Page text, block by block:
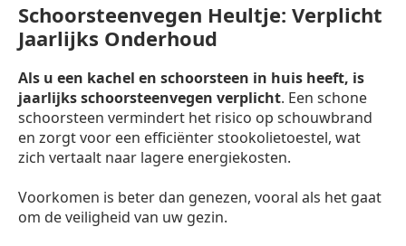
Schoorsteenvegen Heultje: Verplicht
Jaarlijks Onderhoud
Als u een kachel en schoorsteen in huis heeft, is
jaarlijks schoorsteenvegen verplicht. Een schone
schoorsteen vermindert het risico op schouwbrand
en zorgt voor een efficiënter stookolietoestel, wat
zich vertaalt naar lagere energiekosten.
Voorkomen is beter dan genezen, vooral als het gaat
om de veiligheid van uw gezin.